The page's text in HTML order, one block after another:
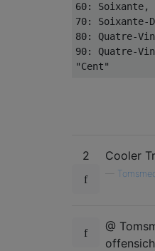
60: Soixante,
70: Soixante-
80: Quatre-
90: Quatre-
2 Cooler
@